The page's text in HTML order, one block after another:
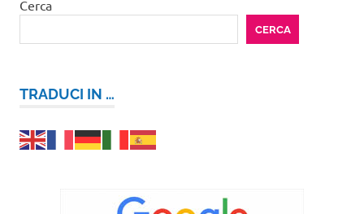
Cerca
CERCA
TRADUCI IN …